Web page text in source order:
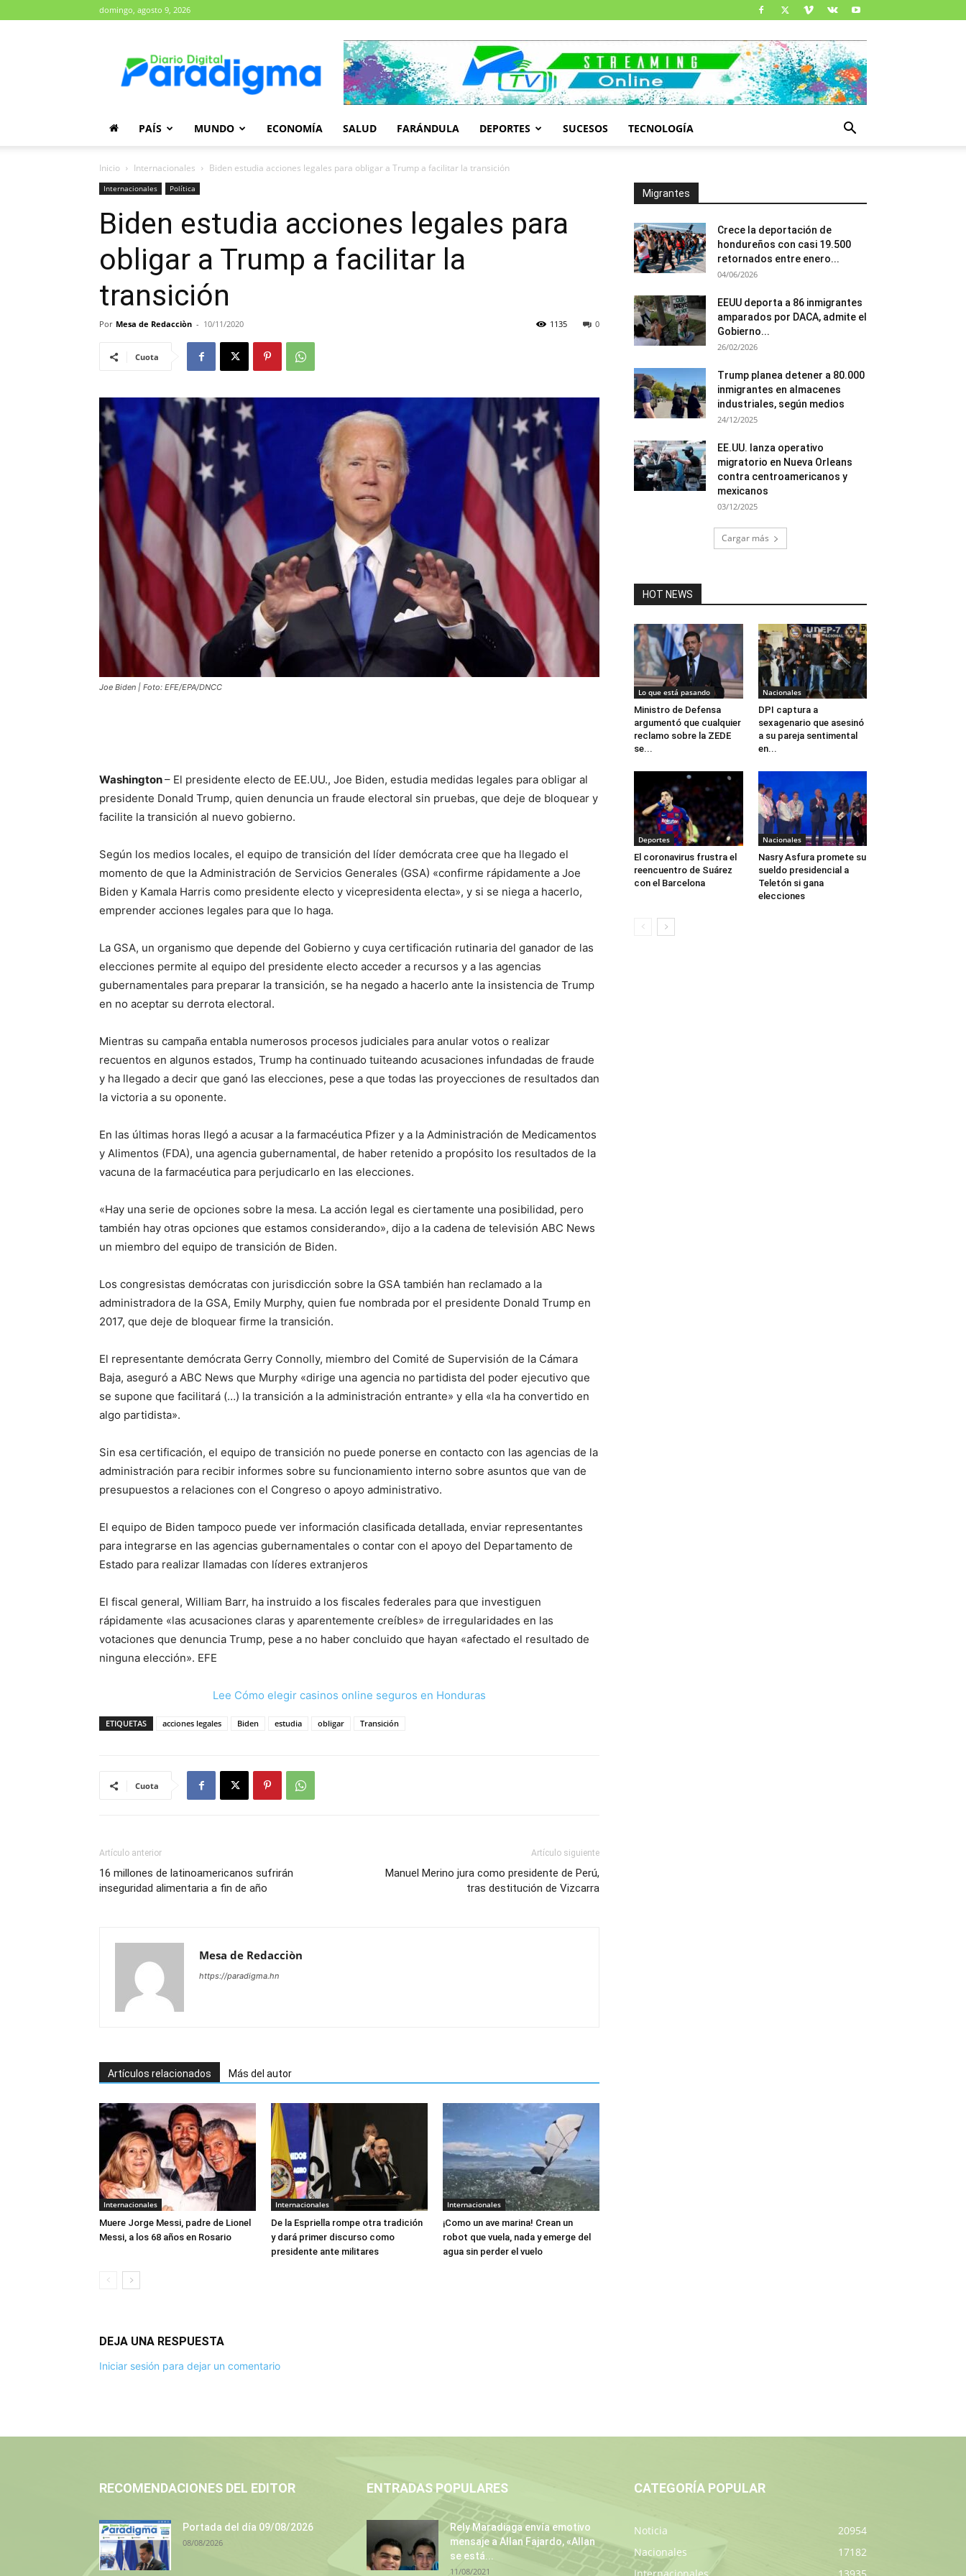
domingo, agosto 9, 2026
Paradigma
PAÍS MUNDO ECONOMÍA SALUD FARÁNDULA DEPORTES SUCESOS TECNOLOGÍA
Inicio Internacionales Biden estudia acciones legales para obligar a Trump a facilitar la transición
Internacionales Política
Biden estudia acciones legales para
obligar a Trump a facilitar la
transición
Por Mesa de Redacciòn - 10/11/2020 0
1135
Cuota
Joe Biden | Foto: EFE/EPA/DNCC
Washington– El presidente electo de EE.UU., Joe Biden, estudia medidas legales para obligar al
presidente Donald Trump, quien denuncia un fraude electoral sin pruebas, que deje de bloquear y
facilite la transición al nuevo gobierno.
Según los medios locales, el equipo de transición del líder demócrata cree que ha llegado el
momento de que la Administración de Servicios Generales (GSA) «confirme rápidamente a Joe
Biden y Kamala Harris como presidente electo y vicepresidenta electa», y si se niega a hacerlo,
emprender acciones legales para que lo haga.
La GSA, un organismo que depende del Gobierno y cuya certificación rutinaria del ganador de las
elecciones permite al equipo del presidente electo acceder a recursos y a las agencias
gubernamentales para preparar la transición, se ha negado a hacerlo ante la insistencia de Trump
en no aceptar su derrota electoral.
Mientras su campaña entabla numerosos procesos judiciales para anular votos o realizar
recuentos en algunos estados, Trump ha continuado tuiteando acusaciones infundadas de fraude
y ha llegado a decir que ganó las elecciones, pese a que todas las proyecciones de resultados dan
la victoria a su oponente.
En las últimas horas llegó a acusar a la farmacéutica Pfizer y a la Administración de Medicamentos
y Alimentos (FDA), una agencia gubernamental, de haber retenido a propósito los resultados de la
vacuna de la farmacéutica para perjudicarlo en las elecciones.
«Hay una serie de opciones sobre la mesa. La acción legal es ciertamente una posibilidad, pero
también hay otras opciones que estamos considerando», dijo a la cadena de televisión ABC News
un miembro del equipo de transición de Biden.
Los congresistas demócratas con jurisdicción sobre la GSA también han reclamado a la
administradora de la GSA, Emily Murphy, quien fue nombrada por el presidente Donald Trump en
2017, que deje de bloquear firme la transición.
El representante demócrata Gerry Connolly, miembro del Comité de Supervisión de la Cámara
Baja, aseguró a ABC News que Murphy «dirige una agencia no partidista del poder ejecutivo que
se supone que facilitará (…) la transición a la administración entrante» y ella «la ha convertido en
algo partidista».
Sin esa certificación, el equipo de transición no puede ponerse en contacto con las agencias de la
administración para recibir informes sobre su funcionamiento interno sobre asuntos que van de
presupuestos a relaciones con el Congreso o apoyo administrativo.
El equipo de Biden tampoco puede ver información clasificada detallada, enviar representantes
para integrarse en las agencias gubernamentales o contar con el apoyo del Departamento de
Estado para realizar llamadas con líderes extranjeros
El fiscal general, William Barr, ha instruido a los fiscales federales para que investiguen
rápidamente «las acusaciones claras y aparentemente creíbles» de irregularidades en las
votaciones que denuncia Trump, pese a no haber concluido que hayan «afectado el resultado de
ninguna elección». EFE
Lee Cómo elegir casinos online seguros en Honduras
ETIQUETAS acciones legales Biden estudia obligar Transición
Cuota
Artículo anterior
16 millones de latinoamericanos sufrirán
inseguridad alimentaria a fin de año
Artículo siguiente
Manuel Merino jura como presidente de Perú,
tras destitución de Vizcarra
Mesa de Redacciòn
https://paradigma.hn
Artículos relacionados Más del autor
Internacionales
Muere Jorge Messi, padre de Lionel
Messi, a los 68 años en Rosario
Internacionales
De la Espriella rompe otra tradición
y dará primer discurso como
presidente ante militares
Internacionales
¡Como un ave marina! Crean un
robot que vuela, nada y emerge del
agua sin perder el vuelo
DEJA UNA RESPUESTA
Iniciar sesión para dejar un comentario
Migrantes
Crece la deportación de
hondureños con casi 19.500
retornados entre enero...
04/06/2026
EEUU deporta a 86 inmigrantes
amparados por DACA, admite el
Gobierno...
26/02/2026
Trump planea detener a 80.000
inmigrantes en almacenes
industriales, según medios
24/12/2025
EE.UU. lanza operativo
migratorio en Nueva Orleans
contra centroamericanos y
mexicanos
03/12/2025
Cargar más
HOT NEWS
Lo que está pasando
Ministro de Defensa
argumentó que cualquier
reclamo sobre la ZEDE
se...
Nacionales
DPI captura a
sexagenario que asesinó
a su pareja sentimental
en...
Deportes
El coronavirus frustra el
reencuentro de Suárez
con el Barcelona
Nacionales
Nasry Asfura promete su
sueldo presidencial a
Teletón si gana
elecciones
RECOMENDACIONES DEL EDITOR
Portada del día 09/08/2026
08/08/2026
ENTRADAS POPULARES
Rely Maradiaga envía emotivo
mensaje a Allan Fajardo, «Allan
se está...
11/08/2021
CATEGORÍA POPULAR
Noticia
20954
Nacionales
17182